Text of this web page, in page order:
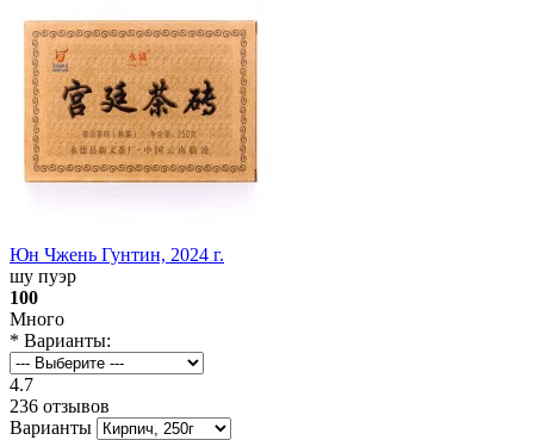
Юн Чжень Гунтин, 2024 г.
шу пуэр
100
Много
* Варианты:
4.7
236 отзывов
Варианты